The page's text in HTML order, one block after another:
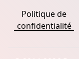
Politique de
confidentialité